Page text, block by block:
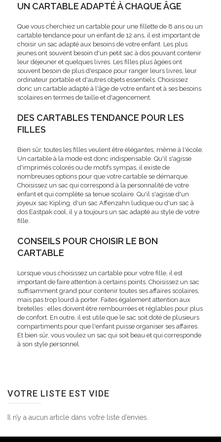
UN CARTABLE ADAPTÉ À CHAQUE ÂGE
Que vous cherchiez un cartable pour une fillette de 8 ans ou un
cartable tendance pour un enfant de 12 ans, il est important de
choisir un sac adapté aux besoins de votre enfant. Les plus
jeunes ont souvent besoin d'un petit sac à dos pouvant contenir
leur déjeuner et quelques livres. Les filles plus âgées ont
souvent besoin de plus d'espace pour ranger leurs livres, leur
ordinateur portable et d'autres objets essentiels. Choisissez
donc un cartable adapté à l'âge de votre enfant et à ses besoins
scolaires en termes de taille et d'agencement.
DES CARTABLES TENDANCE POUR LES
FILLES
Bien sûr, toutes les filles veulent être élégantes, même à l'école.
Un cartable à la mode est donc indispensable. Qu'il s'agisse
d'imprimés colorés ou de motifs sympas, il existe de
nombreuses options pour que votre cartable se démarque.
Choisissez un sac qui correspond à la personnalité de votre
enfant et qui complète sa tenue scolaire. Qu'il s'agisse d'un
joyeux sac Kipling, d'un sac Affenzahn ludique ou d'un sac à
dos Eastpak cool, il y a toujours un sac adapté au style de votre
fille.
CONSEILS POUR CHOISIR LE BON
CARTABLE
Lorsque vous choisissez un cartable pour votre fille, il est
important de faire attention à certains points. Choisissez un sac
suffisamment grand pour contenir toutes ses affaires scolaires,
mais pas trop lourd à porter. Faites également attention aux
bretelles : elles doivent être rembourrées et réglables pour plus
de confort. En outre, il est utile que le sac soit doté de plusieurs
compartiments pour que l'enfant puisse organiser ses affaires.
Et bien sûr, vous voulez un sac qui soit beau et qui corresponde
à son style personnel.
VOTRE LISTE EST VIDE
Il n’y a aucun article dans votre liste d’envies.